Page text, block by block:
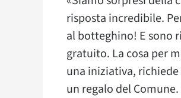
risposta incredibile.
al botteghino! E sono
gratuito. La cosa per
una iniziativa,
un regalo del